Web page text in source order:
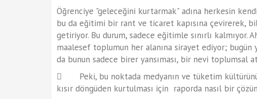
Öğrenciye "geleceğini kurtarmak" adına herkesin
bu da eğitimi bir rant ve ticaret kapısına çevirerek,
getiriyor. Bu durum, sadece eğitimle sınırlı kalmıyor.
maalesef toplumun her alanına sirayet ediyor;
da bunun sadece birer yansıması, bir nevi toplumsal
 Peki, bu noktada medyanın ve tüketim
kısır döngüden kurtulması için raporda nasıl bir